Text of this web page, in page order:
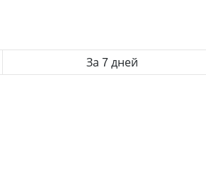
За 7 дней